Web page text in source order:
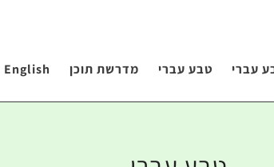
עברי טבע עברי מדרשת תוכן English